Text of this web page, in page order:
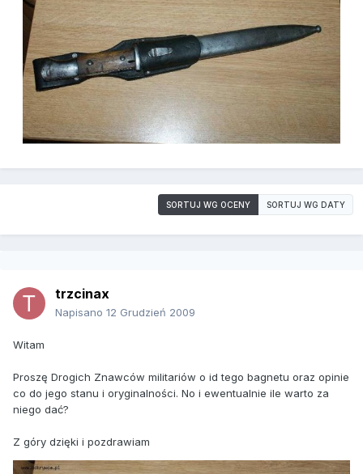
SORTUJ WG OCENY SORTUJ WG DATY
trzcinax
Napisano 12 Grudzień 2009
Witam
Proszę Drogich Znawców militariów o id tego bagnetu oraz opinie
co do jego stanu i oryginalności. No i ewentualnie ile warto za
niego dać?
Z góry dzięki i pozdrawiam